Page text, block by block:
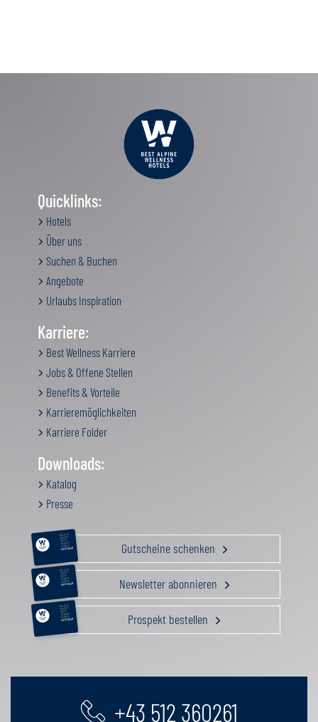
Quicklinks:
Hotels
Über uns
Suchen & Buchen
Angebote
Urlaubs Inspiration
Karriere:
Best Wellness Karriere
Jobs & Offene Stellen
Benefits & Vorteile
Karrieremöglichkeiten
Karriere Folder
Downloads:
Katalog
Presse
RELAX &
BEAUTY
AKTIV
GENUSS
FAMILIE
GUTSCHEIN Gutscheine schenken
RELAX &
BEAUTY
AKTIV
GENUSS
FAMILIE
GUTSCHEIN Newsletter abonnieren
RELAX &
BEAUTY
AKTIV
GENUSS
FAMILIE
GUTSCHEIN Prospekt bestellen
+43 512 360261